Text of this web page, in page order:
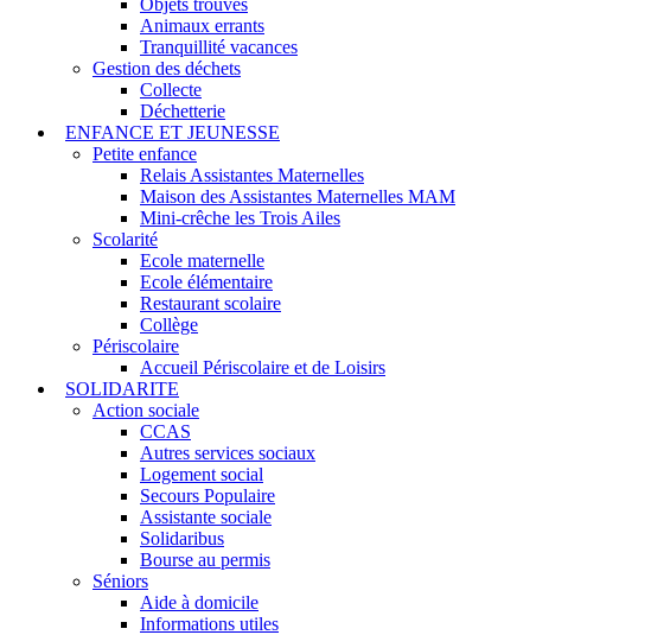
Objets trouvés
Animaux errants
Tranquillité vacances
Gestion des déchets
Collecte
Déchetterie
ENFANCE ET JEUNESSE
Petite enfance
Relais Assistantes Maternelles
Maison des Assistantes Maternelles MAM
Mini-crêche les Trois Ailes
Scolarité
Ecole maternelle
Ecole élémentaire
Restaurant scolaire
Collège
Périscolaire
Accueil Périscolaire et de Loisirs
SOLIDARITE
Action sociale
CCAS
Autres services sociaux
Logement social
Secours Populaire
Assistante sociale
Solidaribus
Bourse au permis
Séniors
Aide à domicile
Informations utiles